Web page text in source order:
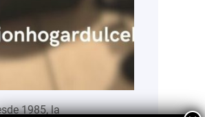
1985, la